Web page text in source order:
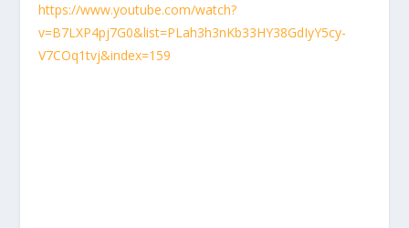
https://www.youtube.com/watch?
v=B7LXP4pj7G0&list=PLah3h3nKb33HY38GdIyY5cy-
V7COq1tvj&index=159